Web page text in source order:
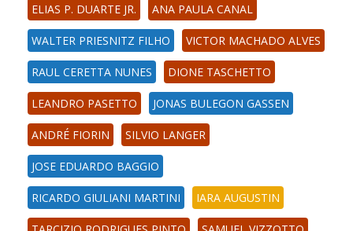
ELIAS P. DUARTE JR. ANA PAULA CANAL
WALTER PRIESNITZ FILHO VICTOR MACHADO ALVES
RAUL CERETTA NUNES DIONE TASCHETTO
LEANDRO PASETTO JONAS BULEGON GASSEN
ANDRÉ FIORIN SILVIO LANGER
JOSE EDUARDO BAGGIO
RICARDO GIULIANI MARTINI IARA AUGUSTIN